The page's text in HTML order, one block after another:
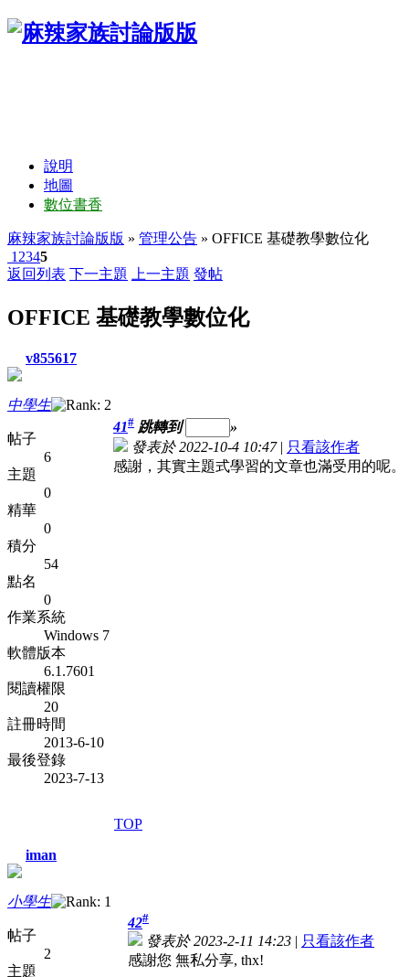
說明
地圖
數位書香
麻辣家族討論版版 » 管理公告 » OFFICE 基礎教學數位化
1 2345
返回列表 下一主題 上一主題 發帖
OFFICE 基礎教學數位化
v855617
中學生
帖子
6
主題
0
精華
0
積分
54
點名
0
作業系統
Windows 7
軟體版本
6.1.7601
閱讀權限
20
註冊時間
2013-6-10
最後登錄
2023-7-13
41# 跳轉到
»
發表於 2022-10-4 10:47| 只看該作者
感謝，其實主題式學習的文章也滿受用的呢。
TOP
iman
小學生
帖子
2
主題
42#
發表於 2023-2-11 14:23 | 只看該作者
感謝您 無私分享, thx!